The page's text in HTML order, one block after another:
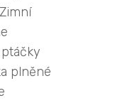
plněné